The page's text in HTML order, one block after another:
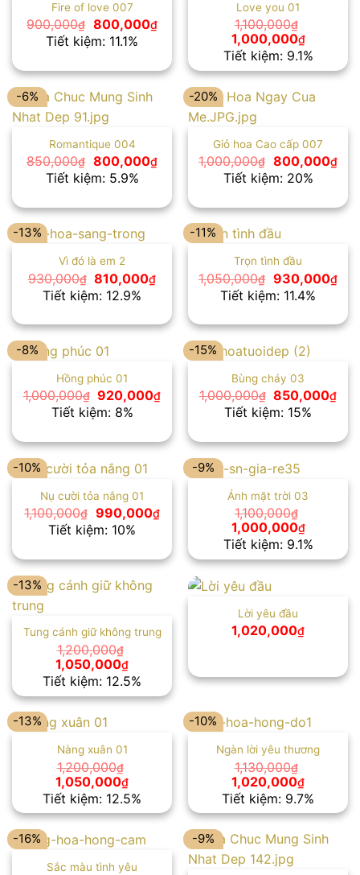
Fire of love 007
900,000₫ Giá
gốc
là:
800,000₫Giá
hiện
là:
800,000₫.
Tiết kiệm: 11.1%
Love you 01
1,100,000₫
Giá
gốc
là:
1,100,000₫.
1,000,000₫Giá
hiện
tại
là:
Tiết kiệm: 9.1%
-6%
Romantique 004
850,000₫ Giá
gốc
là:
800,000₫Giá
hiện
800,000₫.
Tiết kiệm: 5.9%
-20%
Giỏ hoa Cao cấp 007
1,000,000₫ Giá
gốc
là:
800,000₫Giá
là:
Tiết kiệm: 20%
-13%
Vì đó là em 2
930,000₫ Giá
gốc
là:
810,000₫Giá
810,000₫.
Tiết kiệm: 12.9%
-11%
Trọn tình đầu
1,050,000₫ Giá
gốc
là:
930,000₫Giá
là:
Tiết kiệm: 11.4%
-8%
Hồng phúc 01
1,000,000₫ Giá
gốc
là:
920,000₫Giá
là:
920,000₫.
Tiết kiệm: 8%
-15%
Bùng cháy 03
1,000,000₫ Giá
gốc
là:
850,000₫Giá
là:
Tiết kiệm: 15%
-10%
Nụ cười tỏa nắng 01
1,100,000₫ Giá
gốc
là:
990,000₫Giá
hiện
là:
990,000₫.
Tiết kiệm: 10%
-9%
Ánh mặt trời 03
1,100,000₫
Giá
gốc
là:
1,100,000₫.
1,000,000₫Giá
hiện
tại
là:
Tiết kiệm: 9.1%
-13%
Tung cánh giữ không trung
1,200,000₫
Giá
gốc
là:
1,200,000₫.
1,050,000₫Giá
hiện
tại
là:
1,050,000₫.
Tiết kiệm: 12.5%
Lời yêu đầu
1,020,000₫
-13%
Nàng xuân 01
1,200,000₫
Giá
gốc
là:
1,200,000₫.
1,050,000₫Giá
hiện
tại
là:
1,050,000₫.
Tiết kiệm: 12.5%
-10%
Ngàn lời yêu thương
1,130,000₫
Giá
gốc
là:
1,130,000₫.
1,020,000₫Giá
hiện
tại
là:
Tiết kiệm: 9.7%
-16%
Sắc màu tình yêu
-9%